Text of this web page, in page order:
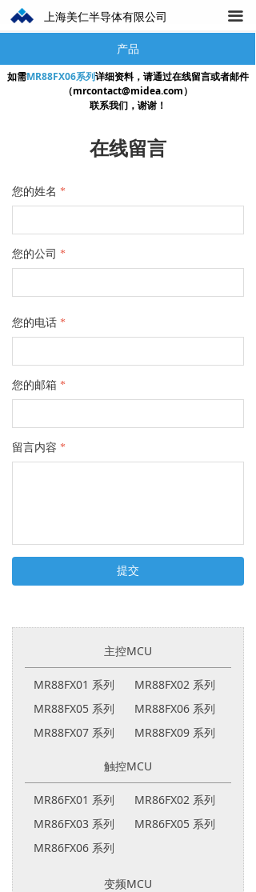
끀
上海美仁半导体有限公司
产品
如需MR88FX06系列详细资料，请通过在线留言或者邮件
（mrcontact@midea.com）
联系我们，谢谢！
MR88FX01 系列
主控MCU
MR88FX02 系列
MR88FX05 系列
MR88FX06 系列
MR88FX07 系列
MR88FX09 系列
触控MCU
MR86FX01 系列
MR86FX02 系列
MR86FX03 系列
MR86FX05 系列
MR86FX06 系列
变频MCU
在线留言
您的姓名 *
您的公司 *
您的电话 *
您的邮箱 *
留言内容 *
提交